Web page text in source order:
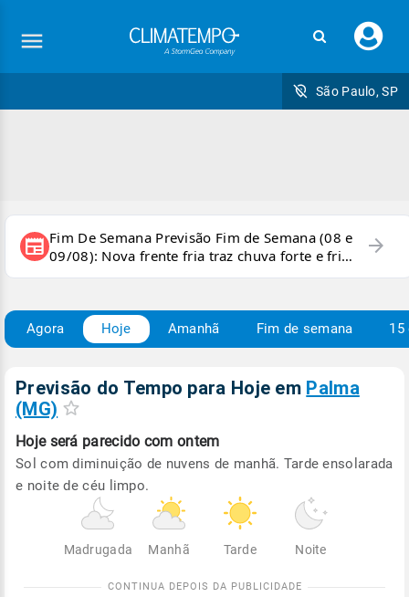
seu
São Paulo, SP
newspaper Fim De Semana Previsão Fim de Semana (08 e
09/08): Nova frente fria traz chuva forte e frio
para áreas do país
arrow_forward
Agora Hoje Amanhã Fim de semana 15
Previsão do Tempo para Hoje em Palma
(MG)
Hoje será parecido com ontem
Sol com diminuição de nuvens de manhã. Tarde ensolarada
e noite de céu limpo.
Madrugada Manhã Tarde Noite